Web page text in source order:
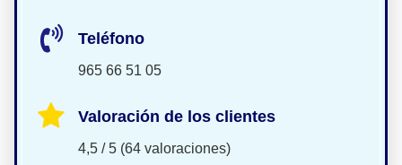
Teléfono
965 66 51 05
Valoración de los clientes
4,5 / 5 (64 valoraciones)